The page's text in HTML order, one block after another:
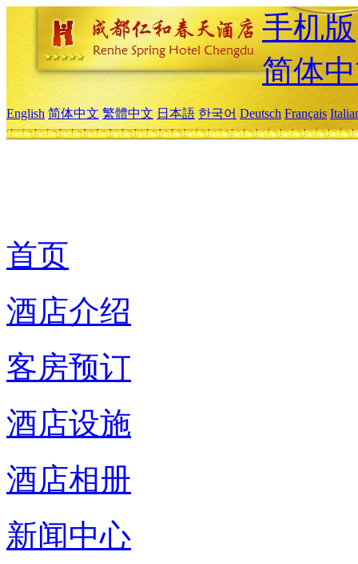
手机版
简体
English 简体中文 繁體中文 日本語 한국어 Deutsch Français
首页
酒店介绍
客房预订
酒店设施
酒店相册
新闻中心